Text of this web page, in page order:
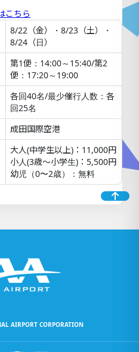
こちら
8/22（金）・8/23（土）・
8/24（日）
第1便：14:00～15:40/第2
便：17:20～19:00
各回40名/最少催行人数：各
回25名
成田国際空港
大人(中学生以上)：11,000円
小人(3歳～小学生)：5,500円
幼児（0〜2歳）：無料
AIRPORT CORPORATION